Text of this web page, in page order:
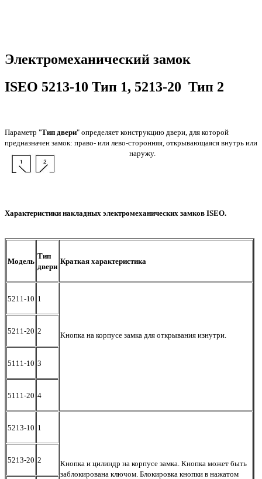
Электромеханический замок
ISEO 5213-10 Тип 1, 5213-20 Тип 2
Параметр "Тип двери" определяет конструкцию двери, для которой
предназначен замок: право- или лево-сторонняя, открывающаяся внутрь или
наружу.
Характеристики накладных электромеханических замков ISEO.
Модель
Тип
двери
Краткая характеристика
5211-10 1
Кнопка на корпусе замка для открывания изнутри.
5211-20 2
5111-10 3
5111-20 4
5213-10 1
Кнопка и цилиндр на корпусе замка. Кнопка может быть
заблокирована ключом. Блокировка кнопки в нажатом
5213-20 2